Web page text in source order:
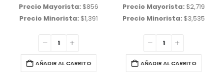
Precio Mayorista: $856
Precio Minorista: $1,391
AÑADIR AL CARRITO
Precio Mayorista: $2,719
Precio Minorista: $3,535
AÑADIR AL CARRITO